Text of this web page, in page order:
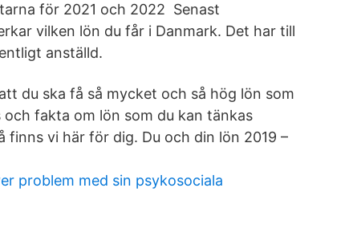
för 2021 och 2022 Senast
vilken lön du får i Danmark. Det har till
anställd.
du ska få så mycket och så hög lön som
fakta om lön som du kan tänkas
vi här för dig. Du och din lön 2019 –
problem med sin psykosociala